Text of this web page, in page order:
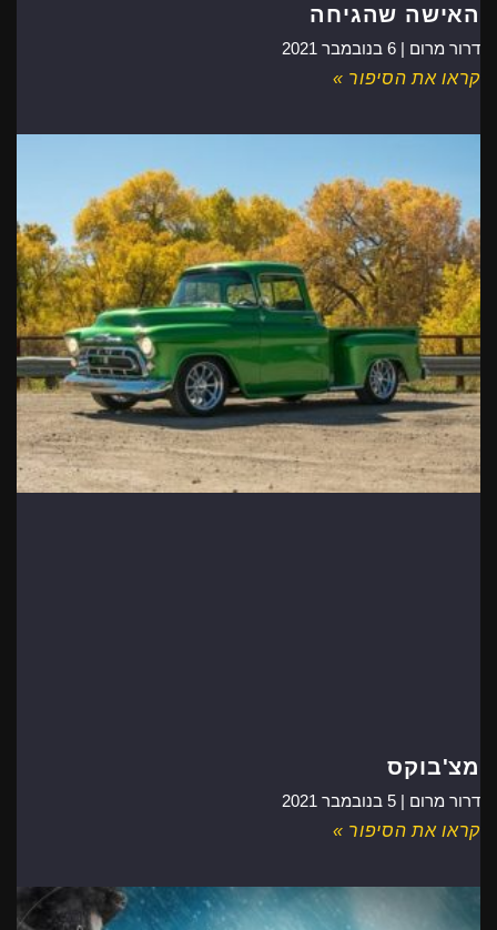
האישה שהגיחה
דרור מרום | 6 בנובמבר 2021
קראו את הסיפור »
מצ'בוקס
דרור מרום | 5 בנובמבר 2021
קראו את הסיפור »